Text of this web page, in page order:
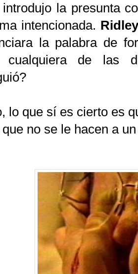
introdujo la presunta
intencionada. Ridley
la palabra de
cualquiera de las
lo que sí es cierto es
no se le hacen a